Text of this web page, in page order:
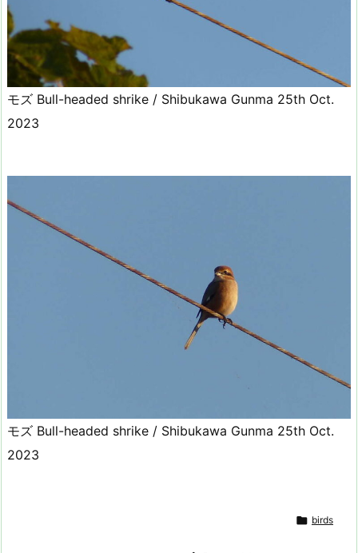
モズ Bull-headed shrike / Shibukawa Gunma 25th Oct.
2023
モズ Bull-headed shrike / Shibukawa Gunma 25th Oct.
2023
 birds